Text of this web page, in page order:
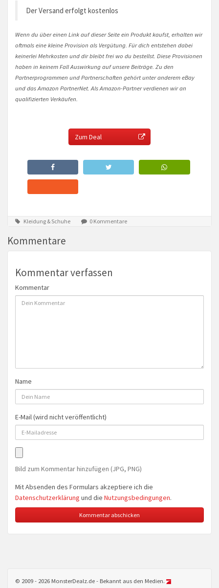
Der Versand erfolgt kostenlos
Wenn du über einen Link auf dieser Seite ein Produkt kaufst, erhalten wir
oftmals eine kleine Provision als Vergütung. Für dich entstehen dabei
keinerlei Mehrkosten und dir bleibt frei wo du bestellst. Diese Provisionen
haben in keinem Fall Auswirkung auf unsere Beiträge. Zu den
Partnerprogrammen und Partnerschaften gehört unter anderem eBay
und das Amazon PartnerNet. Als Amazon-Partner verdienen wir an
qualifizierten Verkäufen.
Zum Deal
Kleidung & Schuhe 0 Kommentare
Kommentare
Kommentar verfassen
Kommentar
Name
E-Mail (wird nicht veröffentlicht)
Bild zum Kommentar hinzufügen (JPG, PNG)
Mit Absenden des Formulars akzeptiere ich die
Datenschutzerklärung und die Nutzungsbedingungen.
© 2009 - 2026 MonsterDealz.de - Bekannt aus den Medien.